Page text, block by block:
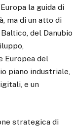
la guida di
ma di un atto di
del Danubio
Europea del
piano industriale,
e un
strategica di